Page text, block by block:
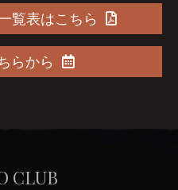
覧表はこちら
らから
CLUB